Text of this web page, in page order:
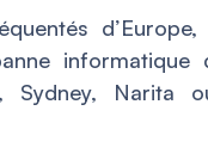
d’Europe,
informatique
Sydney, Narita